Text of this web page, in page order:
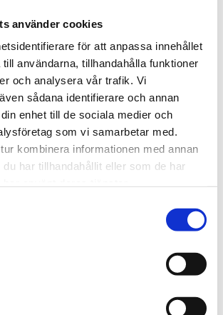
använder cookies
för att anpassa innehållet
användarna, tillhandahålla funktioner
och analysera vår trafik. Vi
sådana identifierare och annan
enhet till de sociala medier och
som vi samarbetar med.
kombinera informationen med annan
har tillhandahållit eller som de har
Lagervara
20250640